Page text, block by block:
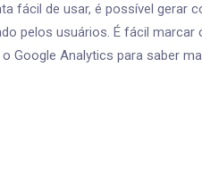
fácil de usar, é possível gerar
pelos usuários. É fácil
Google Analytics para saber